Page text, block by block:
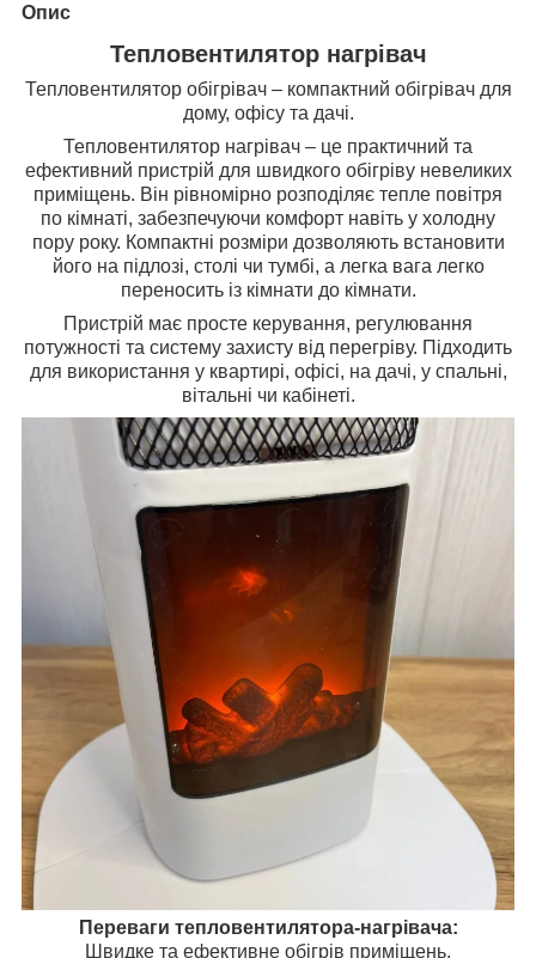
Опис
Тепловентилятор нагрівач
Тепловентилятор обігрівач – компактний обігрівач для
дому, офісу та дачі.
Тепловентилятор нагрівач – це практичний та
ефективний пристрій для швидкого обігріву невеликих
приміщень. Він рівномірно розподіляє тепле повітря
по кімнаті, забезпечуючи комфорт навіть у холодну
пору року. Компактні розміри дозволяють встановити
його на підлозі, столі чи тумбі, а легка вага легко
переносить із кімнати до кімнати.
Пристрій має просте керування, регулювання
потужності та систему захисту від перегріву. Підходить
для використання у квартирі, офісі, на дачі, у спальні,
вітальні чи кабінеті.
Переваги тепловентилятора-нагрівача:
Швидке та ефективне обігрів приміщень.